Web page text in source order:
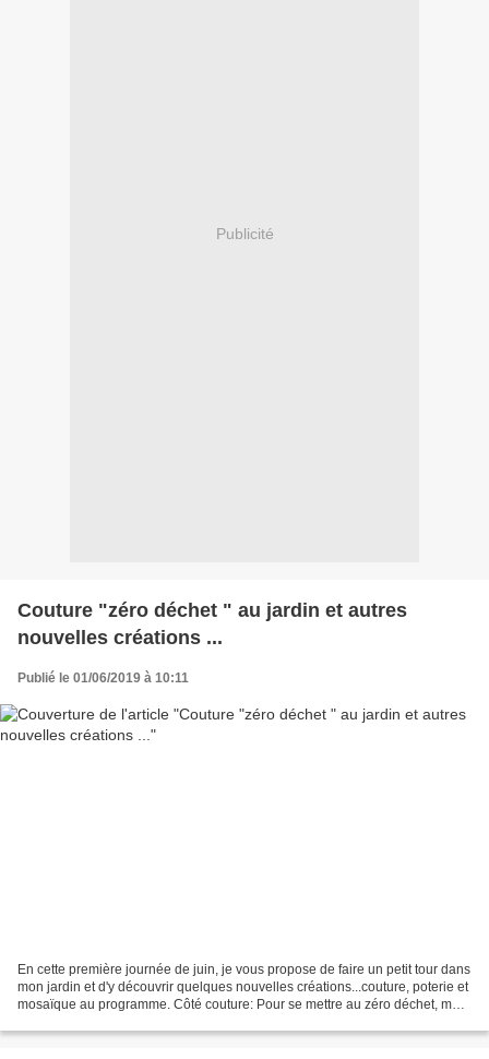
Publicité
Couture "zéro déchet " au jardin et autres
nouvelles créations ...
Publié le 01/06/2019 à 10:11
En cette première journée de juin, je vous propose de faire un petit tour dans
mon jardin et d'y découvrir quelques nouvelles créations...couture, poterie et
mosaïque au programme. Côté couture: Pour se mettre au zéro déchet, mon